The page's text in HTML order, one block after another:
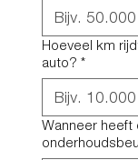
Hoeveel km
auto? *
Wanneer heeft